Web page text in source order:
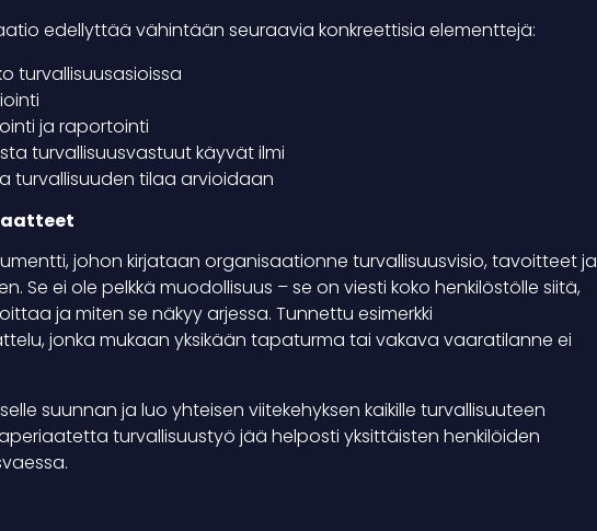
edellyttää vähintään seuraavia konkreettisia elementtejä:
turvallisuusasioissa
ja raportointi
turvallisuusvastuut käyvät ilmi
turvallisuuden tilaa arvioidaan
johon kirjataan organisaationne turvallisuusvisio, tavoitteet ja
Se ei ole pelkkä muodollisuus – se on viesti koko henkilöstölle siitä,
ja miten se näkyy arjessa. Tunnettu esimerkki
jonka mukaan yksikään tapaturma tai vakava vaaratilanne ei
suunnan ja luo yhteisen viitekehyksen kaikille turvallisuuteen
turvallisuustyö jää helposti yksittäisten henkilöiden